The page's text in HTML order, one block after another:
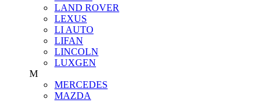
LAND ROVER
LEXUS
LI AUTO
LIFAN
LINCOLN
LUXGEN
M
MERCEDES
MAZDA